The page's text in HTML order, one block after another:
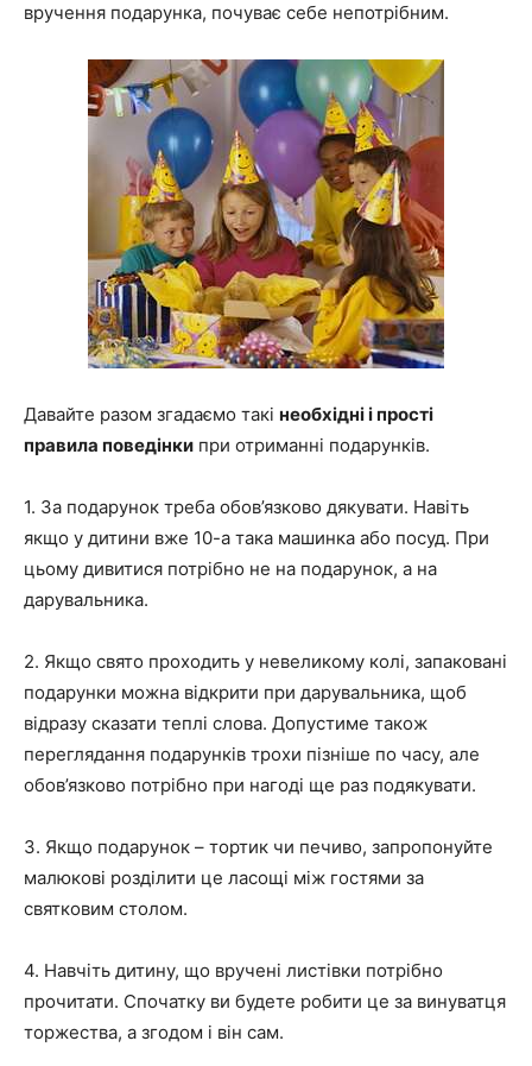
вручення подарунка, почуває себе непотрібним.
Давайте разом згадаємо такі необхідні і прості
правила поведінки при отриманні подарунків.
1. За подарунок треба обов’язково дякувати. Навіть
якщо у дитини вже 10-а така машинка або посуд. При
цьому дивитися потрібно не на подарунок, а на
дарувальника.
2. Якщо свято проходить у невеликому колі, запаковані
подарунки можна відкрити при дарувальника, щоб
відразу сказати теплі слова. Допустиме також
переглядання подарунків трохи пізніше по часу, але
обов’язково потрібно при нагоді ще раз подякувати.
3. Якщо подарунок – тортик чи печиво, запропонуйте
малюкові розділити це ласощі між гостями за
святковим столом.
4. Навчіть дитину, що вручені листівки потрібно
прочитати. Спочатку ви будете робити це за винуватця
торжества, а згодом і він сам.